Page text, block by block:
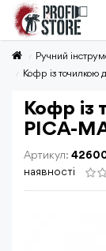
Ручний
Кофр із точилкою
Кофр із
PICA-
Артикул:
наявності